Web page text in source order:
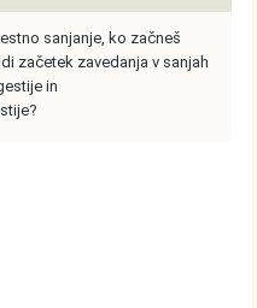
sanjanje, ko začneš
začetek zavedanja v sanjah
in